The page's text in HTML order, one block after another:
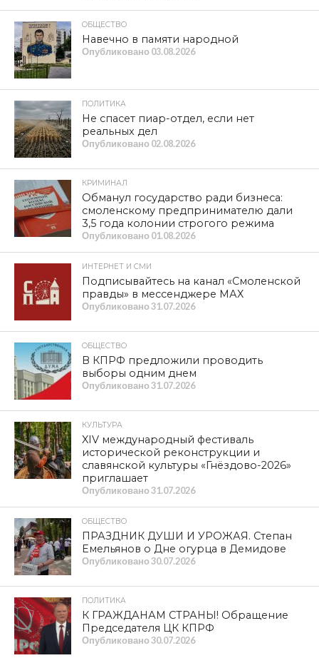
ОБЩЕСТВО
Навечно в памяти народной
Опубликовано 03.08.2026
ПОЛИТИКА
Не спасет пиар-отдел, если нет
реальных дел
Опубликовано 02.08.2026
КРИМИНАЛ
Обманул государство ради бизнеса:
смоленскому предпринимателю дали
3,5 года колонии строгого режима
Опубликовано 01.08.2026
ИНТЕРНЕТ И СМИ
Подписывайтесь на канал «Смоленской
правды» в мессенджере МАХ
Опубликовано31.07.2026
ОБЩЕСТВО
В КПРФ предложили проводить
выборы одним днем
Опубликовано31.07.2026
КУЛЬТУРА
XIV международный фестиваль
исторической реконструкции и
славянской культуры «Гнёздово-2026»
приглашает
Опубликовано31.07.2026
ОБЩЕСТВО
ПРАЗДНИК ДУШИ И УРОЖАЯ. Степан
Емельянов о Дне огурца в Демидове
Опубликовано30.07.2026
ПОЛИТИКА
К ГРАЖДАНАМ СТРАНЫ! Обращение
Председателя ЦК КПРФ
Опубликовано30.07.2026